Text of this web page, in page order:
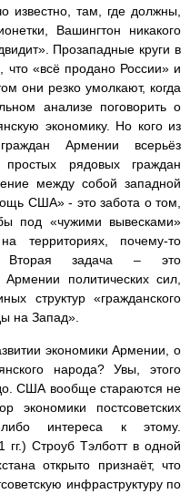
известно, там, где должны,
Вашингтон никакого
Прозападные круги в
что «всё продано России» и
они резко умолкают, когда
анализе поговорить о
экономику. Но кого из
Армении всерьёз
рядовых граждан
между собой западной
США» - это забота о том,
под «чужими вывесками»
территориях, почему-то
Вторая задача – это
политических сил,
структур «гражданского
на Запад».
экономики Армении, о
народа? Увы, этого
США вообще стараются не
экономики постсоветских
интереса к этому.
Строуб Тэлботт в одной
открыто признаёт, что
инфраструктуру по